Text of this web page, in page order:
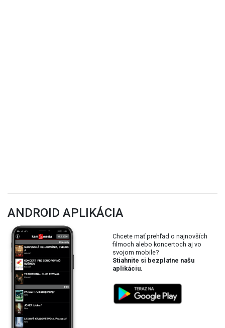
ANDROID APLIKÁCIA
Chcete mať prehľad o najnovších
filmoch alebo koncertoch aj vo
svojom mobile?
Stiahnite si bezplatne našu
aplikáciu.